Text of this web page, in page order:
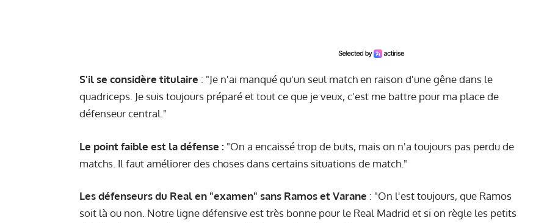
S'il se considère titulaire : "Je n'ai manqué qu'un seul match en raison d'une gêne dans le
quadriceps. Je suis toujours préparé et tout ce que je veux, c'est me battre pour ma place de
défenseur central."
Le point faible est la défense : "On a encaissé trop de buts, mais on n'a toujours pas perdu de
matchs. Il faut améliorer des choses dans certains situations de match."
Les défenseurs du Real en "examen" sans Ramos et Varane : "On l'est toujours, que Ramos
soit là ou non. Notre ligne défensive est très bonne pour le Real Madrid et si on règle les petits